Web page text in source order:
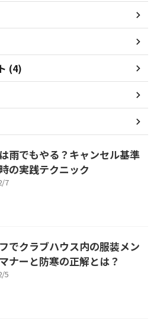
(4)
雨でもやる？キャンセル基準
の実践テクニック
7
でクラブハウス内の服装メン
ナーと防寒の正解とは？
5